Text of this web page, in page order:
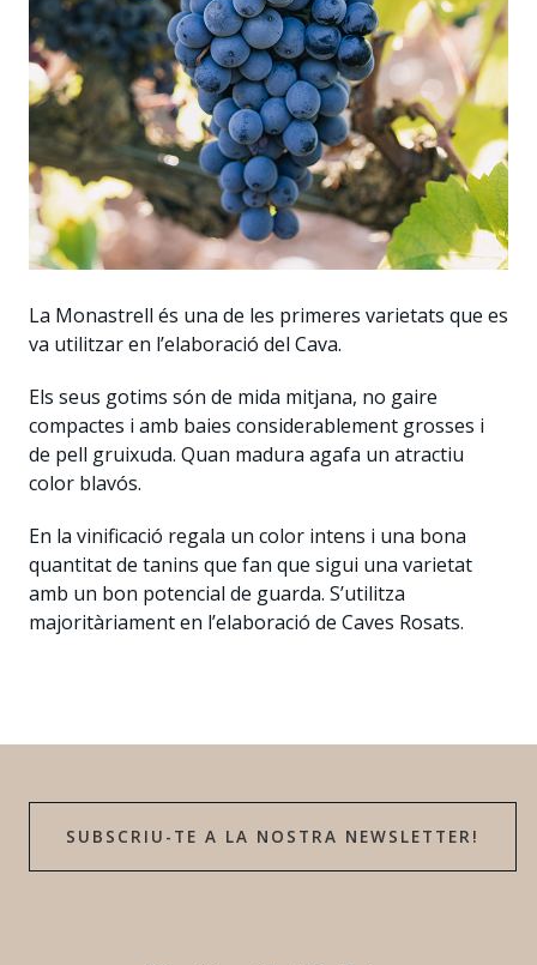
La Monastrell és una de les primeres varietats que es
va utilitzar en l’elaboració del Cava.
Els seus gotims són de mida mitjana, no gaire
compactes i amb baies considerablement grosses i
de pell gruixuda. Quan madura agafa un atractiu
color blavós.
En la vinificació regala un color intens i una bona
quantitat de tanins que fan que sigui una varietat
amb un bon potencial de guarda. S’utilitza
majoritàriament en l’elaboració de Caves Rosats.
SUBSCRIU-TE A LA NOSTRA NEWSLETTER!